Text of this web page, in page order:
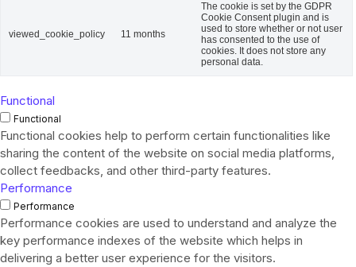
viewed_cookie_policy 11 months
The cookie is set by the GDPR
Cookie Consent plugin and is
used to store whether or not user
has consented to the use of
cookies. It does not store any
personal data.
Functional
Functional
Functional cookies help to perform certain functionalities like
sharing the content of the website on social media platforms,
collect feedbacks, and other third-party features.
Performance
Performance
Performance cookies are used to understand and analyze the
key performance indexes of the website which helps in
delivering a better user experience for the visitors.